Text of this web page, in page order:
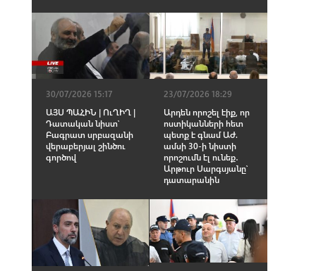
30/07/2026 15:17
ԱՅՍ ՊԱՀԻՆ | ՈւՂԻՂ |
Դատական նիստ՝
Բագրատ սրբազանի
վերաբերյալ շինծու
գործով
23/07/2026 18:29
Արդեն որոշել էիք, որ
ոստիկանների հետ
պետք է գնամ ԱԺ.
ամսի 30-ի նիստի
որոշումն էլ ունեք․
Արթուր Սարգսյանը՝
դատարանին